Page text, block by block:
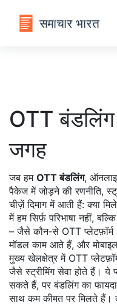
OTT
जगह
जब हम OTT बंडलिंग,
पैकेज में जोड़ने की रणनीति,
चीज़ें दिमाग में आती हैं: क्या
में हम सिर्फ़ परिभाषा नहीं,
– जैसे कौन‑से OTT
मॉडल काम आते हैं, और
मुख्य खेलक्षेत्र में OTT
जैसे स्ट्रीमिंग सेवा होते हैं। ये
सकते हैं, पर बंडलिंग का
साथ कम कीमत पर मिलते हैं।